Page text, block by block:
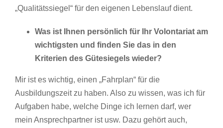
„Qualitätssiegel“ für den eigenen Lebenslauf dient.
Was ist Ihnen persönlich für Ihr Volontariat am
wichtigsten und finden Sie das in den
Kriterien des Gütesiegels wieder?
Mir ist es wichtig, einen „Fahrplan“ für die
Ausbildungszeit zu haben. Also zu wissen, was ich für
Aufgaben habe, welche Dinge ich lernen darf, wer
mein Ansprechpartner ist usw. Dazu gehört auch,